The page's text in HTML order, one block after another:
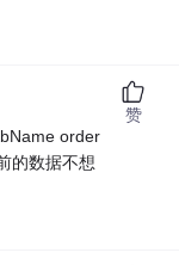
order
的数据不想
赞